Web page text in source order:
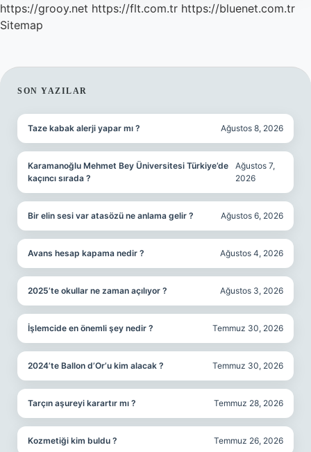
https://grooy.net https://flt.com.tr https://bluenet.com.tr
Sitemap
SIDEBAR
SON YAZILAR
Taze kabak alerji yapar mı ? Ağustos 8, 2026
Karamanoğlu Mehmet Bey Üniversitesi Türkiye’de
kaçıncı sırada ?
Ağustos 7,
2026
Bir elin sesi var atasözü ne anlama gelir ? Ağustos 6, 2026
Avans hesap kapama nedir ? Ağustos 4, 2026
2025’te okullar ne zaman açılıyor ? Ağustos 3, 2026
İşlemcide en önemli şey nedir ? Temmuz 30, 2026
2024’te Ballon d’Or’u kim alacak ? Temmuz 30, 2026
Tarçın aşureyi karartır mı ? Temmuz 28, 2026
Kozmetiği kim buldu ? Temmuz 26, 2026